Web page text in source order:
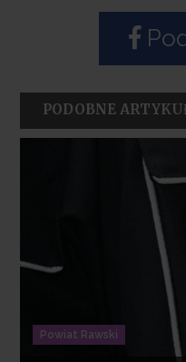
PODOBNE
Powiat Rawski